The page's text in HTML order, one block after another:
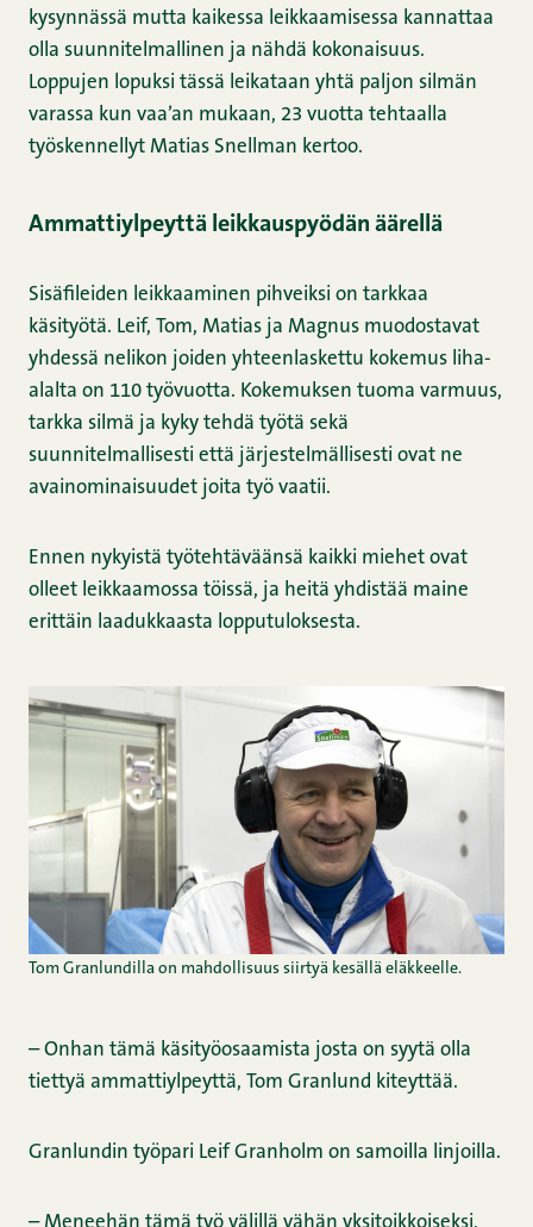
kysynnässä mutta kaikessa leikkaamisessa kannattaa
olla suunnitelmallinen ja nähdä kokonaisuus.
Loppujen lopuksi tässä leikataan yhtä paljon silmän
varassa kun vaa’an mukaan, 23 vuotta tehtaalla
työskennellyt Matias Snellman kertoo.
Ammattiylpeyttä leikkauspyödän äärellä
Sisäfileiden leikkaaminen pihveiksi on tarkkaa
käsityötä. Leif, Tom, Matias ja Magnus muodostavat
yhdessä nelikon joiden yhteenlaskettu kokemus liha-
alalta on 110 työvuotta. Kokemuksen tuoma varmuus,
tarkka silmä ja kyky tehdä työtä sekä
suunnitelmallisesti että järjestelmällisesti ovat ne
avainominaisuudet joita työ vaatii.
Ennen nykyistä työtehtäväänsä kaikki miehet ovat
olleet leikkaamossa töissä, ja heitä yhdistää maine
erittäin laadukkaasta lopputuloksesta.
Tom Granlundilla on mahdollisuus siirtyä kesällä eläkkeelle.
– Onhan tämä käsityöosaamista josta on syytä olla
tiettyä ammattiylpeyttä, Tom Granlund kiteyttää.
Granlundin työpari Leif Granholm on samoilla linjoilla.